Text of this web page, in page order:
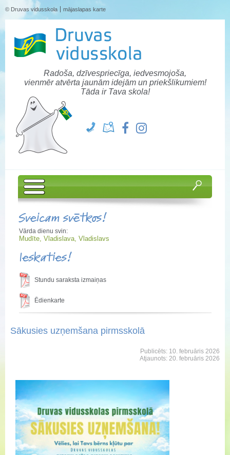
© Druvas vidusskola mājaslapas karte
Radoša, dzīvespriecīga, iedvesmojoša,
vienmēr atvērta jaunām idejām un priekšlikumiem!
Tāda ir Tava skola!
Sveicam svētkos!
Vārda dienu svin:
Mudīte, Vladislava, Vladislavs
Ieskaties!
Stundu saraksta izmaiņas
Ēdienkarte
Sākusies uzņemšana pirmsskolā
Publicēts: 10. februāris 2026
Atjaunots: 20. februāris 2026